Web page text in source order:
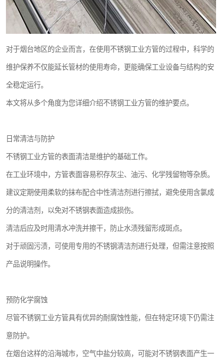
对于烟台地区的企业而言，在使用不锈钢工业方管的过程中，科学的
维护保养不仅能延长管材的使用寿命，更能确保工业设备与结构的安
全稳定运行。
本文将从多个角度为您详细介绍不锈钢工业方管的维护要点。
日常清洁与防护
不锈钢工业方管的表面清洁是维护的基础工作。
在工业环境中，方管表面容易积存灰尘、油污、化学残留物等杂质。
建议定期使用柔软的抹布配合中性清洁剂进行擦拭，避免使用含氯成
分的清洁剂，以免对不锈钢表面造成损伤。
清洁后应及时用清水冲洗并擦干，防止水渍残留形成斑点。
对于顽固污渍，可使用专用的不锈钢清洁剂进行处理，但需注意按照
产品说明操作。
预防化学腐蚀
尽管不锈钢工业方管具有优异的耐腐蚀性能，但在特定环境下仍需注
意防护。
在烟台这样的沿海城市，空气中盐分较高，可能对不锈钢表面产生一